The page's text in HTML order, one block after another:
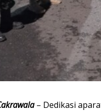
– Dedikasi